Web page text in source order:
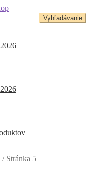
Vyhľadávanie
/ Stránka 5